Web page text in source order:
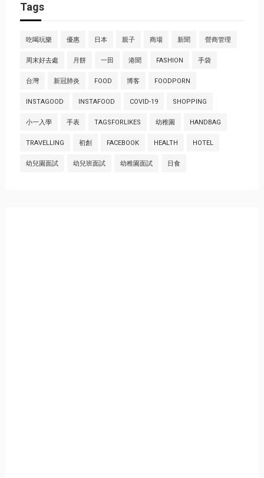
Tags
吃喝玩樂 優惠 日本 親子 商場 新聞 營商管理
周末好去處 月餅 一田 港聞 FASHION 手袋
台灣 新冠肺炎 FOOD 博客 FOODPORN
INSTAGOOD INSTAFOOD COVID-19 SHOPPING
小一入學 手表 TAGSFORLIKES 幼稚園 HANDBAG
TRAVELLING 初創 FACEBOOK HEALTH HOTEL
幼兒園面試 幼兒班面試 幼稚園面試 日食